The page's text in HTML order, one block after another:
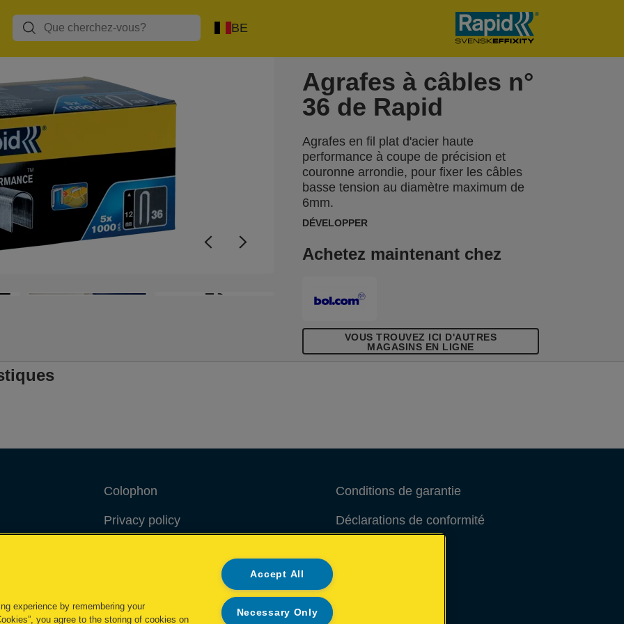
BE
+3
Agrafes à câbles n°
36 de Rapid
Agrafes en fil plat d'acier haute
performance à coupe de précision et
couronne arrondie, pour fixer les câbles
basse tension au diamètre maximum de
6mm.
DÉVELOPPER
Achetez maintenant chez
VOUS TROUVEZ ICI D'AUTRES
MAGASINS EN LIGNE
Colophon
Privacy policy
Demande de données complètes
Conditions de garantie
Déclarations de conformité
experience by remembering your
you agree to the storing of cookies on
Accept All
Necessary Only